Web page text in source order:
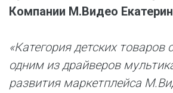
Компании М.Видео
«Категория детских товаров
одним из драйверов
развития маркетплейса